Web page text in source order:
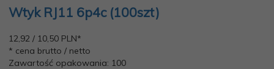
Wtyk RJ11 6p4c (100szt)
12,92 / 10,50 PLN*
* cena brutto / netto
Zawartość opakowania: 100